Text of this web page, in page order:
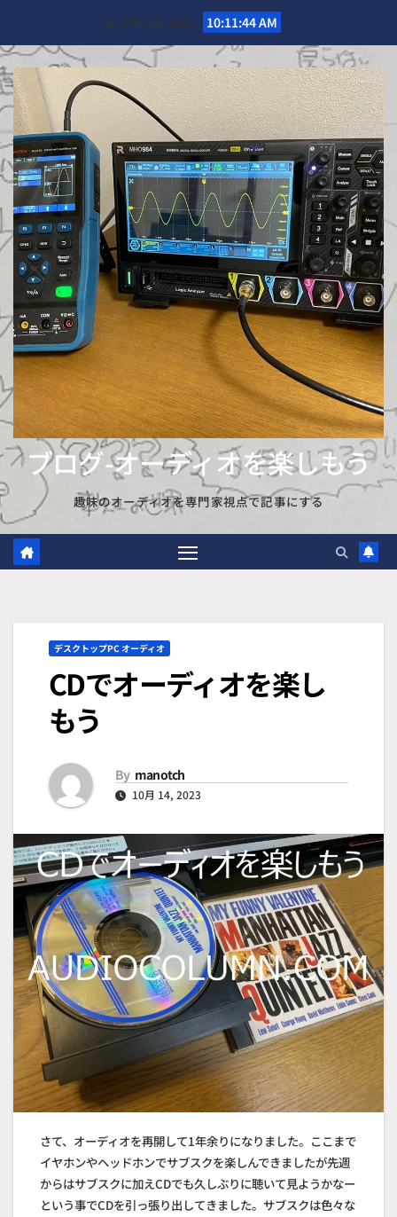
content
日. 8月 9th, 2026 10:11:46 AM
ブログ-オーディオを楽しもう
趣味のオーディオを専門家視点で記事にする
デスクトップPC オーディオ
CDでオーディオを楽し
もう
By manotch
10月 14, 2023
さて、オーディオを再開して1年余りになりました。ここまで
イヤホンやヘッドホンでサブスクを楽しんできましたが先週
からはサブスクに加えCDでも久しぶりに聴いて見ようかなー
という事でCDを引っ張り出してきました。サブスクは色々な